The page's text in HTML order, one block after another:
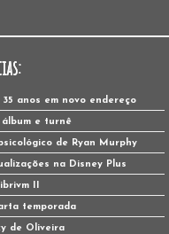
anos em novo endereço
e turnê
de Ryan Murphy
na Disney Plus
II
temporada
de Oliveira